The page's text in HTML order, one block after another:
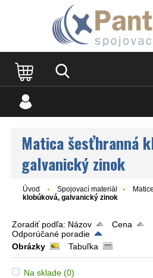
Matica šesťhranná
galvanický zinok
Úvod Spojovací materiál Matice
klobúková, galvanický zinok
Zoradiť podľa: Názov Cena
Odporúčané poradie
Obrázky
Tabuľka
Na sklade (0)